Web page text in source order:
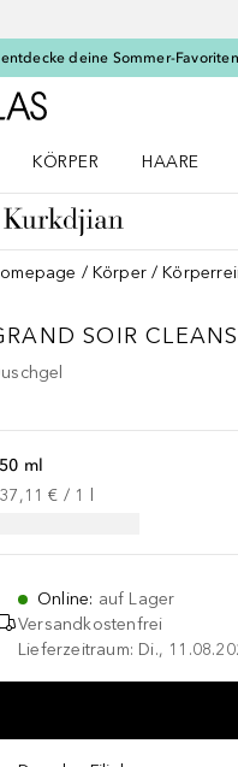
deine Sommer-
Zur Douglas Startseite
KÖRPER
HAARE
Körper
SOIR
ml
€ / 1
Online: auf Lager
Versandkostenfrei
Lieferzeitraum: Di.,